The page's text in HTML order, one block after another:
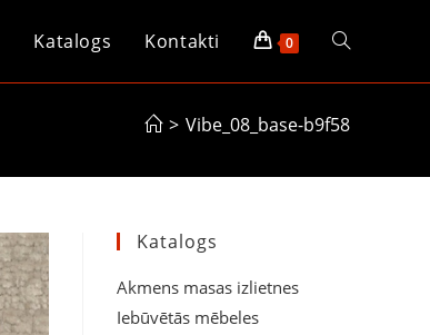
Katalogs Kontakti 0 Toggle
website
> Vibe_08_base-b9f58
Katalogs
Akmens masas izlietnes
Iebūvētās mēbeles